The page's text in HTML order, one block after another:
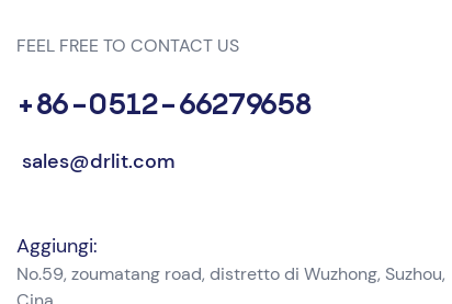
FEEL FREE TO CONTACT US
+86-0512-66279658
sales@drlit.com
Aggiungi:
No.59, zoumatang road, distretto di Wuzhong, Suzhou,